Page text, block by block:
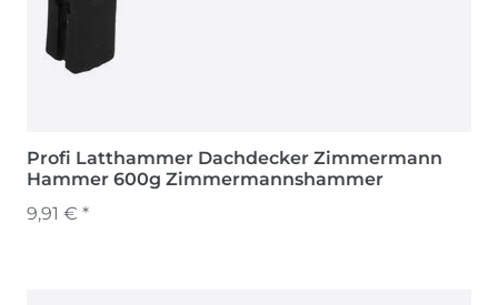
Profi Latthammer Dachdecker Zimmermann
Hammer 600g Zimmermannshammer
9,91 € *